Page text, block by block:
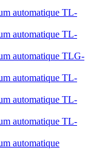
automatique TL-
automatique TL-
automatique TLG-
automatique TL-
automatique TL-
automatique TL-
automatique